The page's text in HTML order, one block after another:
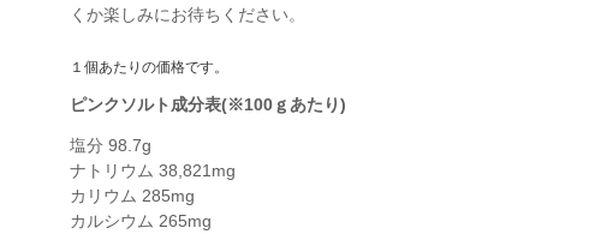
くか楽しみにお待ちください。
１個あたりの価格です。
ピンクソルト成分表(※100ｇあたり)
塩分 98.7g
ナトリウム 38,821mg
カリウム 285mg
カルシウム 265mg